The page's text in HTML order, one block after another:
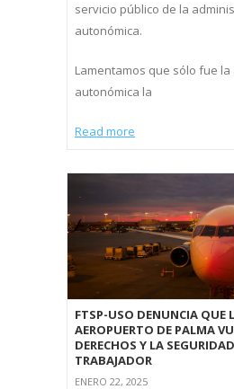
servicio público de la
autonómica.
Lamentamos que sólo fue
autonómica la
Read more
FTSP-USO DENUNCIA QUE
AEROPUERTO DE PALMA
DERECHOS Y LA
TRABAJADOR
ENERO 22, 2025